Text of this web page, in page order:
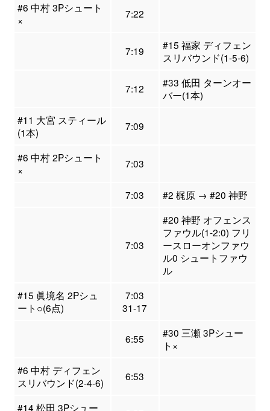
#6 中村 3Pシュート
×
7:22
7:19
#15 福家 ディフェン
スリバウンド(1-5-6)
7:12
#33 低田 ターンオー
バー(1本)
#11 大宮 スティール
(1本)
7:09
#6 中村 2Pシュート
×
7:03
7:03 #2 梶原 → #20 神野
7:03
#20 神野 オフェンス
ファウル(1-2:0) フリ
ースローオンファウ
ル0 シュートファウ
ル
#15 眞境名 2Pシュ
ート○(6点)
7:03
31-17
6:55
#30 三瀬 3Pシュー
ト×
#6 中村 ディフェン
スリバウンド(2-4-6)
6:53
#14 松田 3Pシュー